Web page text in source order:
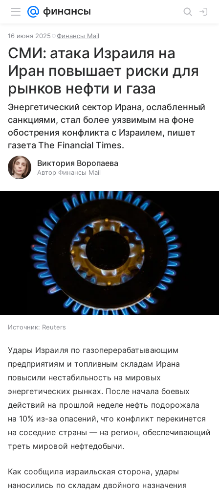
16 июня 2025 Финансы Mail
СМИ: атака Израиля на
Иран повышает риски для
рынков нефти и газа
Энергетический сектор Ирана, ослабленный
санкциями, стал более уязвимым на фоне
обострения конфликта с Израилем, пишет
газета The Financial Times.
Виктория Воропаева
Автор Финансы Mail
Источник: Reuters
Удары Израиля по газоперерабатывающим
предприятиям и топливным складам Ирана
повысили нестабильность на мировых
энергетических рынках. После начала боевых
действий на прошлой неделе нефть подорожала
на 10% из-за опасений, что конфликт перекинется
на соседние страны — на регион, обеспечивающий
треть мировой нефтедобычи.
Как сообщила израильская сторона, удары
наносились по складам двойного назначения